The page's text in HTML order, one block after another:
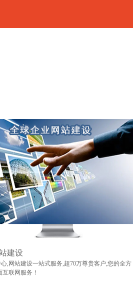
建设
,网站建设一站式服务,超70万尊贵客户,您的全方
联网服务！